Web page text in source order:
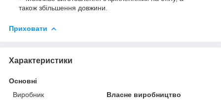
також збільшення довжини.
Приховати
Характеристики
Основні
Виробник
Власне виробництво